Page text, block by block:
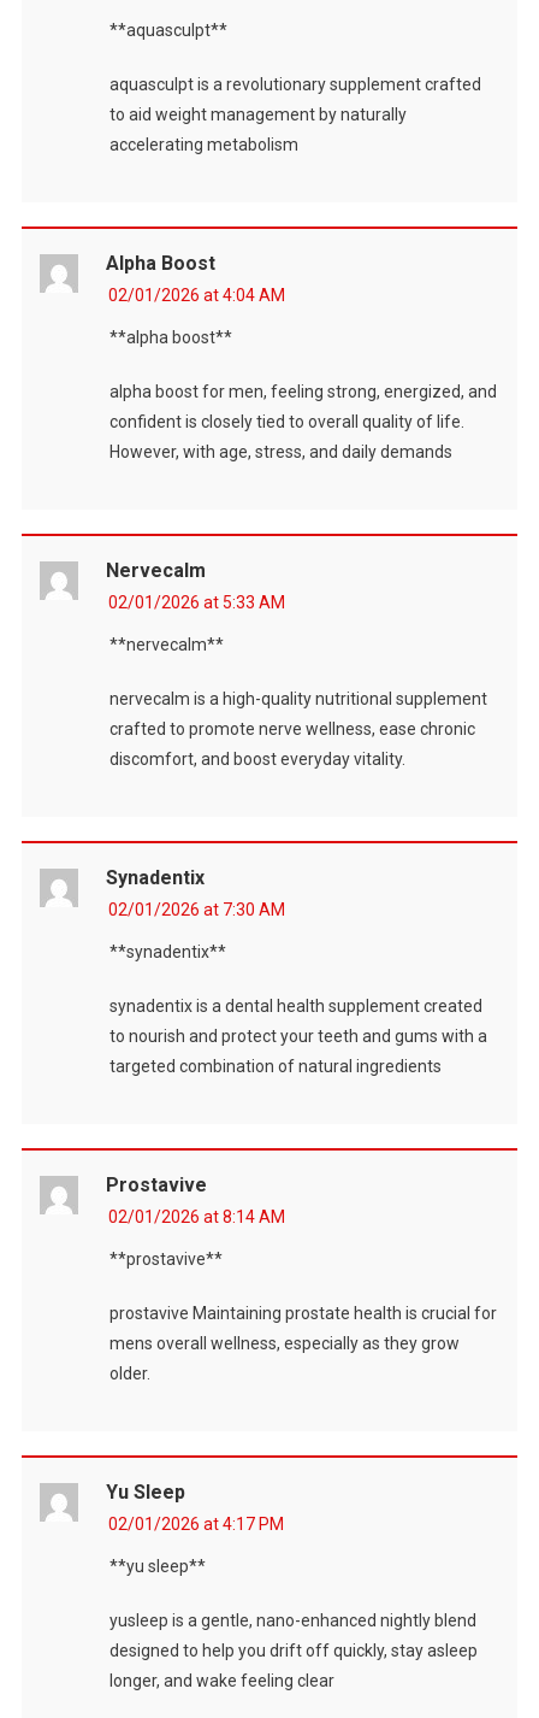
**aquasculpt**
aquasculpt is a revolutionary supplement crafted
to aid weight management by naturally
accelerating metabolism
Alpha Boost
02/01/2026 at 4:04 AM
**alpha boost**
alpha boost for men, feeling strong, energized, and
confident is closely tied to overall quality of life.
However, with age, stress, and daily demands
Nervecalm
02/01/2026 at 5:33 AM
**nervecalm**
nervecalm is a high-quality nutritional supplement
crafted to promote nerve wellness, ease chronic
discomfort, and boost everyday vitality.
Synadentix
02/01/2026 at 7:30 AM
**synadentix**
synadentix is a dental health supplement created
to nourish and protect your teeth and gums with a
targeted combination of natural ingredients
Prostavive
02/01/2026 at 8:14 AM
**prostavive**
prostavive Maintaining prostate health is crucial for
mens overall wellness, especially as they grow
older.
Yu Sleep
02/01/2026 at 4:17 PM
**yu sleep**
yusleep is a gentle, nano-enhanced nightly blend
designed to help you drift off quickly, stay asleep
longer, and wake feeling clear